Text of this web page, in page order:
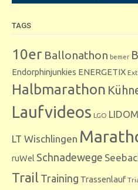
TAGS
10er Ballonathon bemer
Endorphinjunkies ENERGETIX
Halbmarathon
Laufvideos LGO
LT Wischlingen
ruWel Schnadewege
Trail Training Trassenlauf